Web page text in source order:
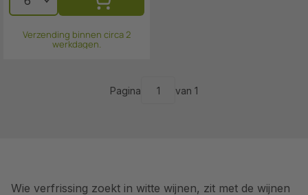
Verzending binnen circa 2
werkdagen.
Pagina van 1
Wie verfrissing zoekt in witte wijnen, zit met de wijnen